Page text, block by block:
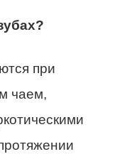
при
чаем,